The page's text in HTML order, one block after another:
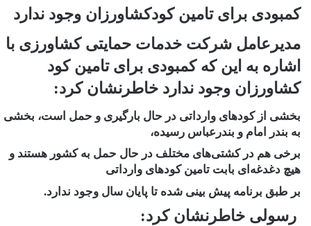
کمبودی برای تامین کودکشاورزان وجود ندارد
مدیرعامل شرکت خدمات حمایتی کشاورزی با
اشاره به این که کمبودی برای تامین کود
کشاورزان وجود ندارد خاطرنشان کرد:
بخشی از کود‌های وارداتی در حال بارگیری و حمل است، بخشی
به بندر امام و بندرعباس رسیده،
برخی هم در کشتی‌های مختلف در حال حمل به کشور هستند و
هیچ دغدغه‌ای بابت تامین کود‌های وارداتی
بر طبق برنامه پیش بینی شده تا پایان سال وجود ندارد.
رسولی خاطرنشان کرد: